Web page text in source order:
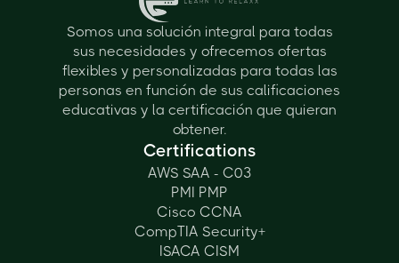
Somos una solución integral para todas
sus necesidades y ofrecemos ofertas
flexibles y personalizadas para todas las
personas en función de sus calificaciones
educativas y la certificación que quieran
obtener.
Certifications
AWS SAA - C03
PMI PMP
Cisco CCNA
CompTIA Security+
ISACA CISM